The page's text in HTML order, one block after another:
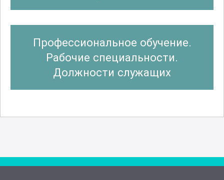
Профессиональное обучение.
Рабочие специальности.
Должности служащих